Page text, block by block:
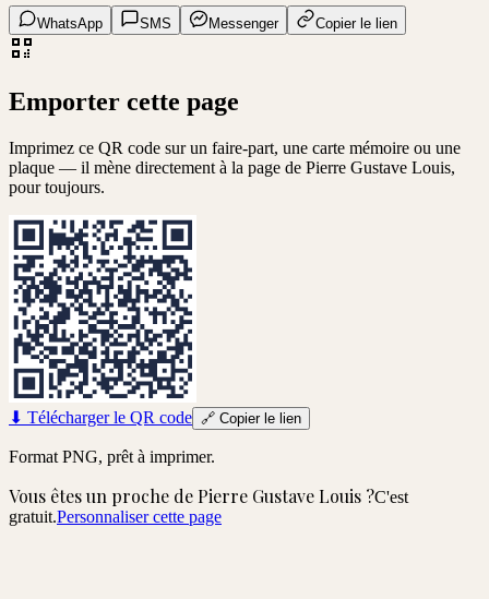
WhatsApp SMS Messenger Copier le lien
Emporter cette page
Imprimez ce QR code sur un faire-part, une carte mémoire ou une
plaque — il mène directement à la page de Pierre Gustave Louis,
pour toujours.
⬇ Télécharger le QR code 🔗 Copier le lien
Format PNG, prêt à imprimer.
Vous êtes un proche de Pierre Gustave Louis ?C'est
gratuit.Personnaliser cette page